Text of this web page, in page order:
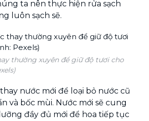
ta nên thực hiện rửa sạch
luôn sạch sẽ.
thường xuyên để giữ độ tươi cho
nước mới để loại bỏ nước cũ
và bốc mùi. Nước mới sẽ cung
đầy đủ mới để hoa tiếp tục